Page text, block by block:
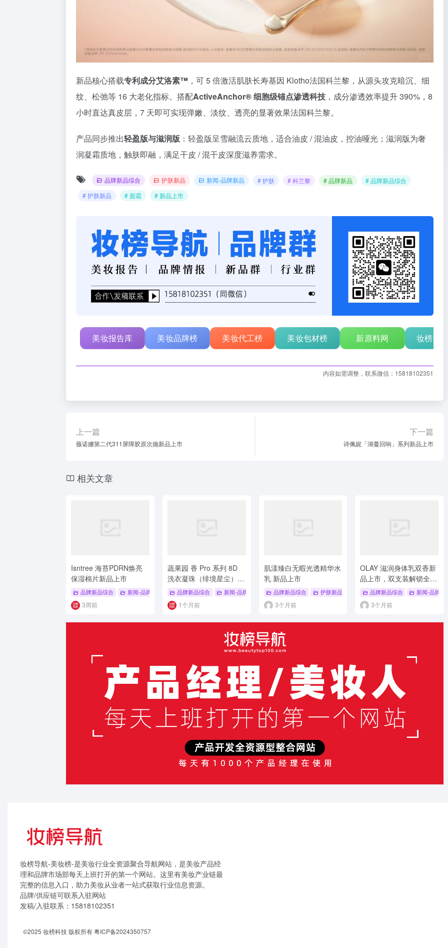
新品核心搭载专利成分艾洛素™ ，可 5 倍激活肌肤长寿基因 Klotho法国科兰黎，从源头攻克暗沉、细
纹、松弛等 16 大老化指标。搭配ActiveAnchor® 细胞级锚点渗透科技 ，成分渗透效率提升 390%，8
小时直达真皮层，7 天即可实现弹嫩、淡纹、透亮的显著效果法国科兰黎。
产品同步推出轻盈版与滋润版 ：轻盈版呈雪融流云质地，适合油皮 / 混油皮，控油哑光；滋润版为奢
润凝霜质地，触肤即融，满足干皮 / 混干皮深度滋养需求。
品牌新品综合 护肤新品 新闻-品牌新品 # 护肤 # 科兰黎 # 品牌新品
# 品牌新品综合
# 护肤新品
# 面霜 # 新品上市
美妆报告库 美妆品牌榜 美妆代工榜 美妆包材榜 新原料网 妆榜行
内容如需调整，联系微信：15818102351
上一篇
薇诺娜第二代311屏障胶原次抛新品上市
下一篇
诗佩妮「湖蔓回响」系列新品上市
相关文章
Isntree 海苔PDRN焕亮
保湿棉片新品上市
品牌新品综合 新闻-品牌新品 # 海苔PDRN棉片 # 焕亮保湿 # 双面棉片
3周前
蔬果园 香 Pro 系列 8D
洗衣凝珠（绯境星尘）新
品上市
品牌新品综合 新闻-品牌新品 # 新品上市 # 洗衣凝珠 # 香Pro系列
1个月前
肌漾臻白无暇光透精华水
乳 新品上市
品牌新品综合 护肤新品 # 品牌新品 # 肌漾 # 品牌新品综合
3个月前
OLAY 滋润身体乳双香新
品上市，双支装解锁全身
柔润品牌新品综合 新闻-品牌新
3个月前
妆榜导航-美妆榜-是美妆行业全资源聚合导航网站，是美妆产品经
理和品牌市场部每天上班打开的第一个网站。这里有美妆产业链最
完整的信息入口，助力美妆从业者一站式获取行业信息资源。
品牌/供应链可联系入驻网站
发稿/入驻联系：15818102351
©2025 妆榜科技 版权所有粤ICP备2024350757